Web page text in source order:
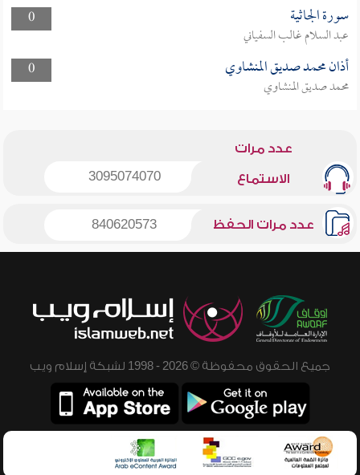
0
سورة الجاثية
عبد السلام غالب السفياني
0
أذان محمد صديق المنشاوي
محمد صديق المنشاوي
عدد مرات
الاستماع 3095074070
عدد مرات الحفظ 840620573
جميع الحقوق محفوظة © 2026 - 1998 لشبكة إسلام ويب